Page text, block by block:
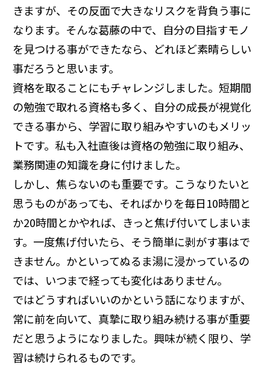
きますが、その反面で大きなリスクを背負う事に
なります。そんな葛藤の中で、自分の目指すモノ
を見つける事ができたなら、どれほど素晴らしい
事だろうと思います。
資格を取ることにもチャレンジしました。短期間
の勉強で取れる資格も多く、自分の成長が視覚化
できる事から、学習に取り組みやすいのもメリッ
トです。私も入社直後は資格の勉強に取り組み、
業務関連の知識を身に付けました。
しかし、焦らないのも重要です。こうなりたいと
思うものがあっても、そればかりを毎日10時間と
か20時間とかやれば、きっと焦げ付いてしまいま
す。一度焦げ付いたら、そう簡単に剥がす事はで
きません。かといってぬるま湯に浸かっているの
では、いつまで経っても変化はありません。
ではどうすればいいのかという話になりますが、
常に前を向いて、真摯に取り組み続ける事が重要
だと思うようになりました。興味が続く限り、学
習は続けられるものです。